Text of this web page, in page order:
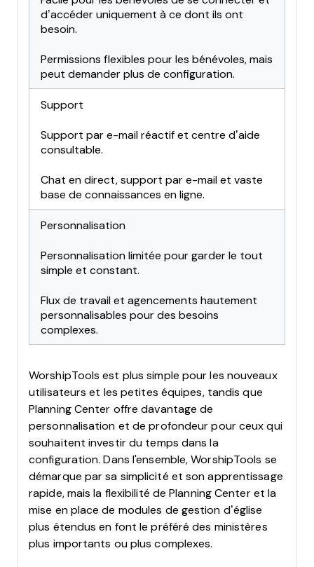
d’accéder uniquement à ce dont ils ont
besoin.
Permissions flexibles pour les bénévoles, mais
peut demander plus de configuration.
Support
Support par e-mail réactif et centre d’aide
consultable.
Chat en direct, support par e-mail et vaste
base de connaissances en ligne.
Personnalisation
Personnalisation limitée pour garder le tout
simple et constant.
Flux de travail et agencements hautement
personnalisables pour des besoins
complexes.
WorshipTools est plus simple pour les nouveaux
utilisateurs et les petites équipes, tandis que
Planning Center offre davantage de
personnalisation et de profondeur pour ceux qui
souhaitent investir du temps dans la
configuration. Dans l'ensemble, WorshipTools se
démarque par sa simplicité et son apprentissage
rapide, mais la flexibilité de Planning Center et la
mise en place de modules de gestion d’église
plus étendus en font le préféré des ministères
plus importants ou plus complexes.